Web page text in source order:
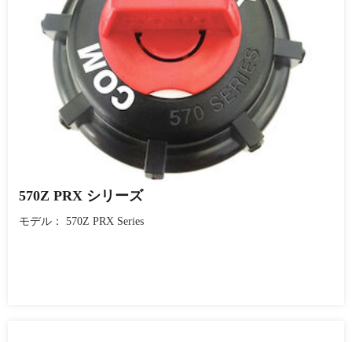
570Z PRX シリーズ
モデル： 570Z PRX Series